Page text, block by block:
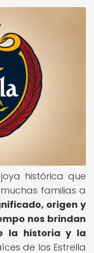
histórica que
familias a
origen y
nos brindan
la historia y la
de los Estrella